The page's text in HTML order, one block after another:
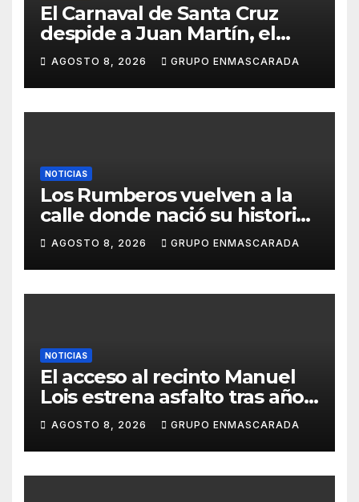
El Carnaval de Santa Cruz
despide a Juan Martín, el
inolvidable «Cristóbal Colón»
AGOSTO 8, 2026 GRUPO ENMASCARADA
NOTICIAS
Los Rumberos vuelven a la
calle donde nació su historia:
51 años después, el mismo
barrio, el mismo orgullo
AGOSTO 8, 2026 GRUPO ENMASCARADA
NOTICIAS
El acceso al recinto Manuel
Lois estrena asfalto tras años
de espera
AGOSTO 8, 2026 GRUPO ENMASCARADA